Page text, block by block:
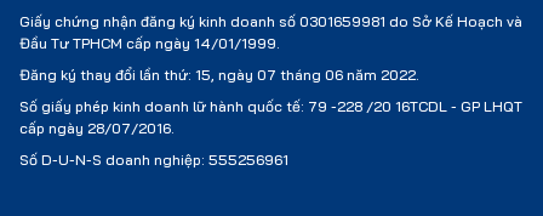
Giấy chứng nhận đăng ký kinh doanh số 0301659981 do Sở Kế Hoạch và
Đầu Tư TPHCM cấp ngày 14/01/1999.
Đăng ký thay đổi lần thứ: 15, ngày 07 tháng 06 năm 2022.
Số giấy phép kinh doanh lữ hành quốc tế: 79 -228 /20 16TCDL - GP LHQT
cấp ngày 28/07/2016.
Số D-U-N-S doanh nghiệp: 555256961